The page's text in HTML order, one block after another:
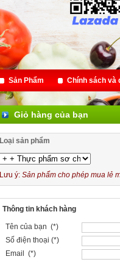
Sản Phẩm Chính sách và
Giỏ hàng của bạn
Loại sản phẩm
Lưu ý: Sản phẩm cho phép mua lẻ
Thông tin khách hàng
Tên của bạn (*)
Số điện thoại (*)
Email (*)